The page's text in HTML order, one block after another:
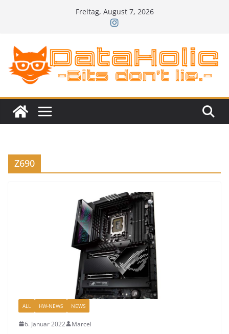
Freitag, August 7, 2026
Z690
ALL HW-NEWS NEWS
6. Januar 2022 Marcel